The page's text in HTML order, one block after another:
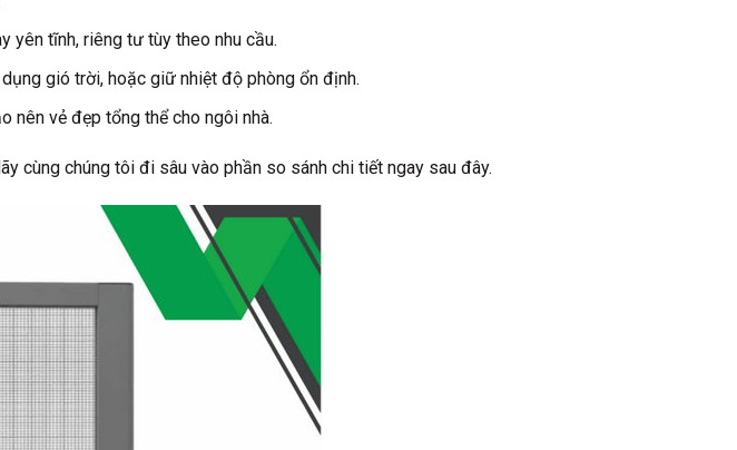
yên tĩnh, riêng tư tùy theo nhu cầu.
gió trời, hoặc giữ nhiệt độ phòng ổn định.
nên vẻ đẹp tổng thể cho ngôi nhà.
cùng chúng tôi đi sâu vào phần so sánh chi tiết ngay sau đây.